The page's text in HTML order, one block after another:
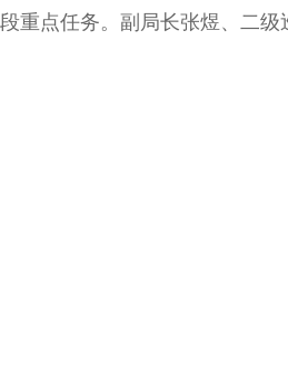
段重点任务。副局长张煜、二级